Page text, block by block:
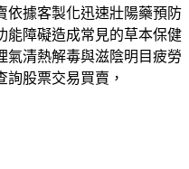
依據客製化迅速壯陽藥預防
能障礙造成常見的草本保健
氣清熱解毒與滋陰明目疲勞
股票交易買賣，